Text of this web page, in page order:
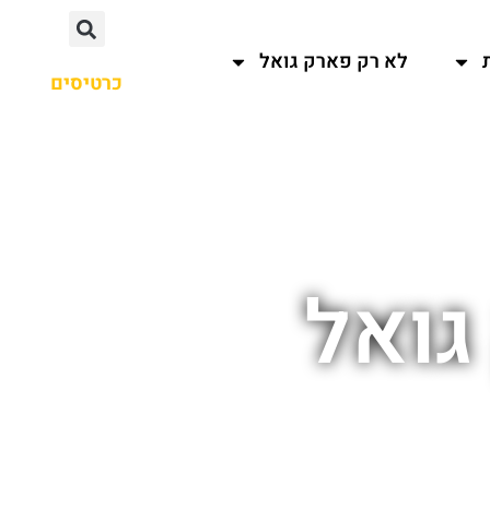
לא רק פארק גואל
כרטיסים